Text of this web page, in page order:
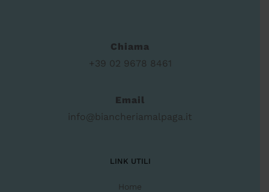
Chiama
+39 02 9678 8461
Email
info@biancheriamalpaga.it
LINK UTILI
Home